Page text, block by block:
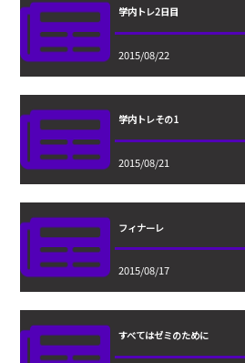
学内トレ2日目
2015/08/22
学内トレその1
2015/08/21
フィナーレ
2015/08/17
すべてはゼミのために